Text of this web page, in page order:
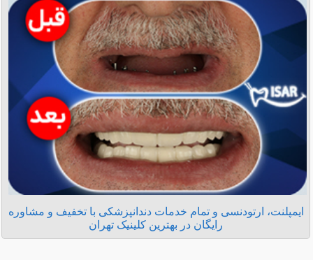
ایمپلنت، ارتودنسی و تمام خدمات دندانپزشکی با تخفیف و مشاوره
رایگان در بهترین کلینیک تهران